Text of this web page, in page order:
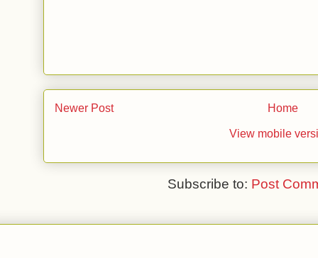
Newer Post Home
View mobile
Subscribe to: Post